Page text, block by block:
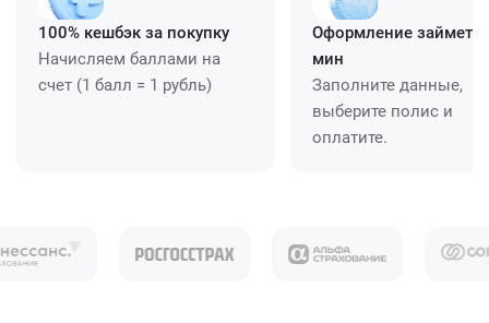
100% кешбэк за покупку
Начисляем баллами на
счет (1 балл = 1 рубль)
Оформление займет
мин
Заполните данные,
выберите полис и
оплатите.